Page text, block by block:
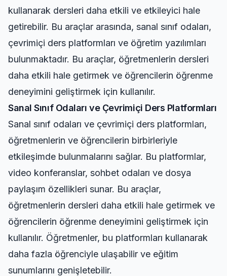
kullanarak dersleri daha etkili ve etkileyici hale
getirebilir. Bu araçlar arasında, sanal sınıf odaları,
çevrimiçi ders platformları ve öğretim yazılımları
bulunmaktadır. Bu araçlar, öğretmenlerin dersleri
daha etkili hale getirmek ve öğrencilerin öğrenme
deneyimini geliştirmek için kullanılır.
Sanal Sınıf Odaları ve Çevrimiçi Ders Platformları
Sanal sınıf odaları ve çevrimiçi ders platformları,
öğretmenlerin ve öğrencilerin birbirleriyle
etkileşimde bulunmalarını sağlar. Bu platformlar,
video konferanslar, sohbet odaları ve dosya
paylaşım özellikleri sunar. Bu araçlar,
öğretmenlerin dersleri daha etkili hale getirmek ve
öğrencilerin öğrenme deneyimini geliştirmek için
kullanılır. Öğretmenler, bu platformları kullanarak
daha fazla öğrenciyle ulaşabilir ve eğitim
sunumlarını genişletebilir.